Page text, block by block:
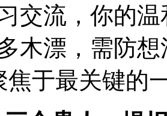
交流，你的
木漂，需防
焦于最关键的